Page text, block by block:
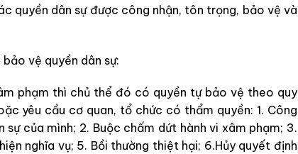
quyền dân sự được công nhận, tôn trọng, bảo vệ và
vệ quyền dân sự:
phạm thì chủ thể đó có quyền tự bảo vệ theo quy
yêu cầu cơ quan, tổ chức có thẩm quyền: 1. Công
của mình; 2. Buộc chấm dứt hành vi xâm phạm; 3.
nghĩa vụ; 5. Bồi thường thiệt hại; 6.Hủy quyết định